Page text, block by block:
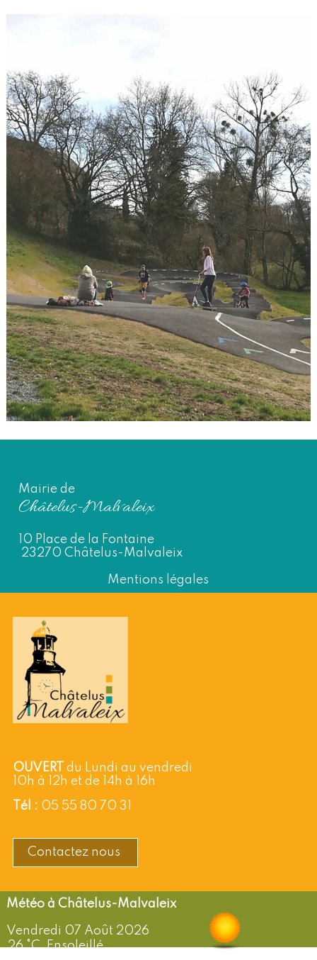
Mairie de
Châtelus-Malvaleix
10 Place de la Fontaine
23270 Châtelus-Malvaleix
Mentions légales
OUVERT
du Lundi au vendredi
10h à 12h et de 14h à 16h
Tél : 05 55 80 70 31
Contactez nous
Châtelus-Malvaleix
Vendredi 07 Août 2026
26 °C, Ensoleillé